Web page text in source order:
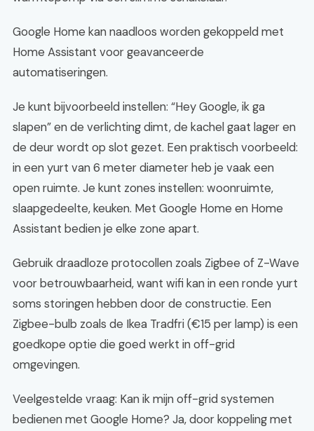
Google Home kan naadloos worden gekoppeld met
Home Assistant voor geavanceerde
automatiseringen.
Je kunt bijvoorbeeld instellen: “Hey Google, ik ga
slapen” en de verlichting dimt, de kachel gaat lager en
de deur wordt op slot gezet. Een praktisch voorbeeld:
in een yurt van 6 meter diameter heb je vaak een
open ruimte. Je kunt zones instellen: woonruimte,
slaapgedeelte, keuken. Met Google Home en Home
Assistant bedien je elke zone apart.
Gebruik draadloze protocollen zoals Zigbee of Z-Wave
voor betrouwbaarheid, want wifi kan in een ronde yurt
soms storingen hebben door de constructie. Een
Zigbee-bulb zoals de Ikea Tradfri (€15 per lamp) is een
goedkope optie die goed werkt in off-grid
omgevingen.
Veelgestelde vraag: Kan ik mijn off-grid systemen
bedienen met Google Home? Ja, door koppeling met